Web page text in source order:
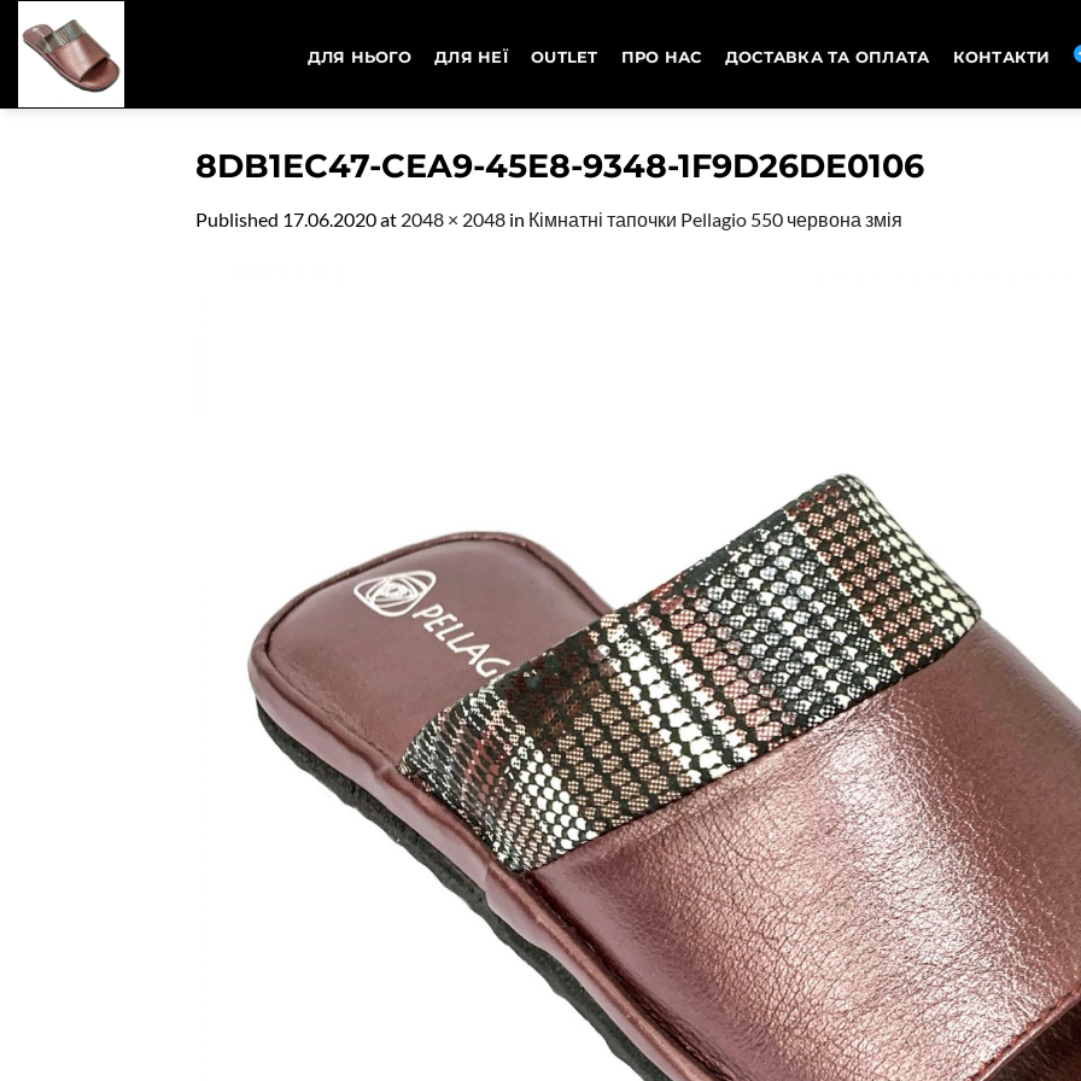
content
ДЛЯ НЬОГО ДЛЯ НЕЇ OUTLET ПРО НАС ДОСТАВКА ТА ОПЛАТА КОНТАКТИ
8DB1EC47-CEA9-45E8-9348-1F9D26DE0106
Published 17.06.2020at 2048 × 2048 in Кімнатні тапочки Pellagio 550 червона змія